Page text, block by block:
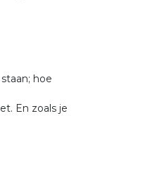
hoe
En zoals je